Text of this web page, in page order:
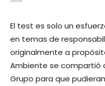
El test es solo un
en temas de
originalmente a
Ambiente se compartió
Grupo para que